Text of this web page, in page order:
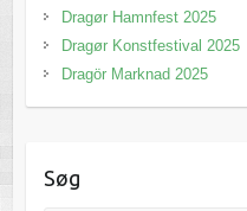
Dragør Hamnfest 2025
Dragør Konstfestival 2025
Dragör Marknad 2025
Søg